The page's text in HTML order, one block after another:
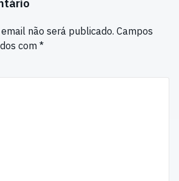
não será publicado. Campos
com *